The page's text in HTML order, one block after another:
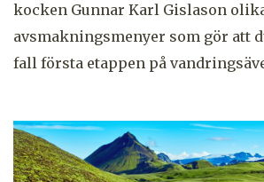
kocken Gunnar Karl Gislason
avsmakningsmenyer som gör att
fall första etappen på